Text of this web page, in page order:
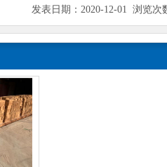
发表日期：2020-12-01 浏览次